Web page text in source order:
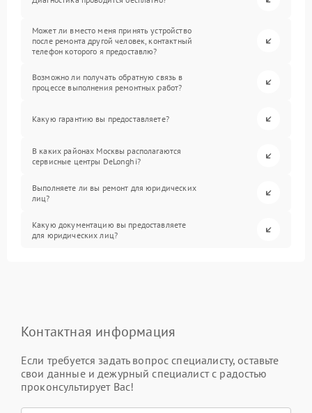
Может ли вместо меня принять устройство
после ремонта другой человек, контактный
телефон которого я предоставлю?
Возможно ли получать обратную связь в
процессе выполнения ремонтных работ?
Какую гарантию вы предоставляете?
В каких районах Москвы располагаются
сервисные центры DeLonghi?
Выполняете ли вы ремонт для юридических
лиц?
Какую документацию вы предоставляете
для юридических лиц?
Контактная информация
Если требуется задать вопрос специалисту, оставьте
свои данные и дежурный специалист с радостью
проконсультирует Вас!